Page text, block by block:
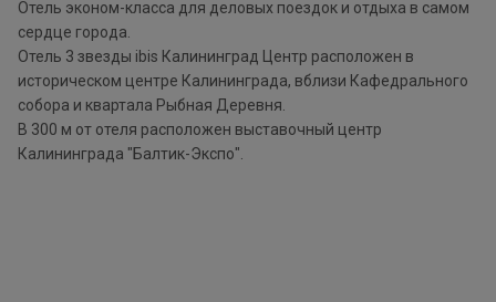
Отель эконом-класса для деловых поездок и отдыха в самом
сердце города.
Отель 3 звезды ibis Калининград Центр расположен в
историческом центре Калининграда, вблизи Кафедрального
собора и квартала Рыбная Деревня.
В 300 м от отеля расположен выставочный центр
Калининграда "Балтик-Экспо".